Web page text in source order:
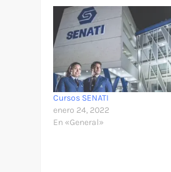
Cursos SENATI
enero 24, 2022
En «General»